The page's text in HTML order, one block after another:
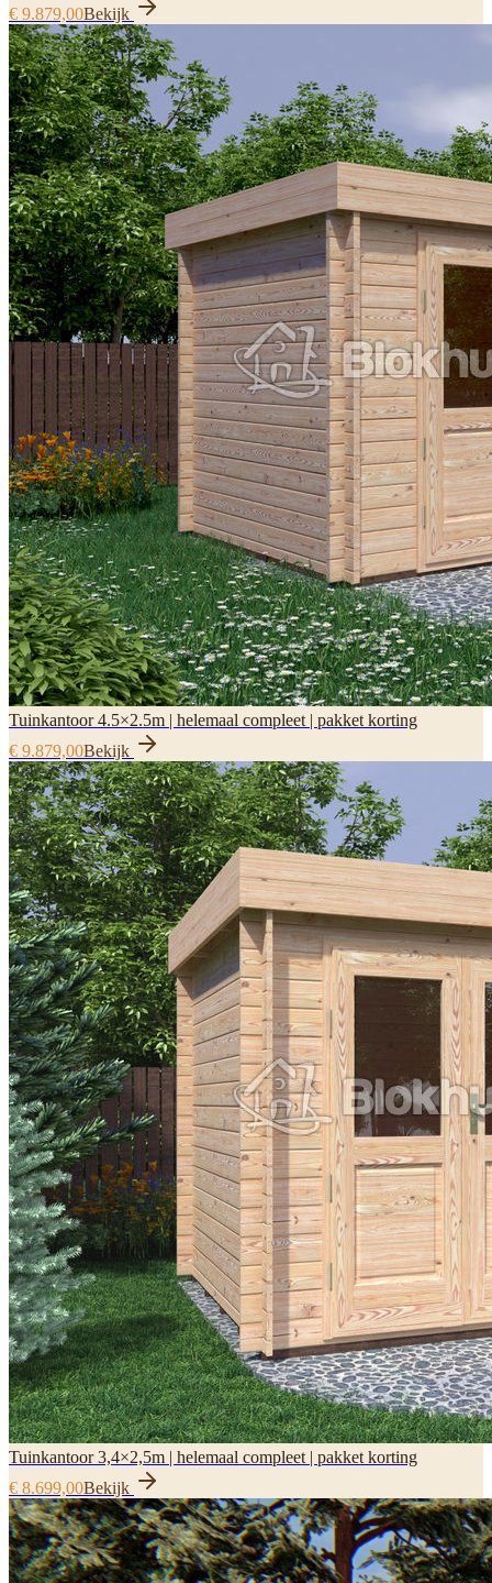
€ 9.879,00Bekijk
Tuinkantoor 4.5×2.5m | helemaal compleet | pakket korting
€ 9.879,00Bekijk
Tuinkantoor 3,4×2,5m | helemaal compleet | pakket korting
€ 8.699,00Bekijk